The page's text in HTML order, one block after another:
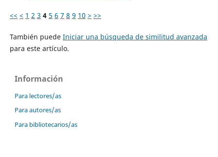
<< < 1 2 3 4 5 6 7 8 9 10 > >>
También puede Iniciar una búsqueda de similitud avanzada
para este artículo.
Información
Para lectores/as
Para autores/as
Para bibliotecarios/as